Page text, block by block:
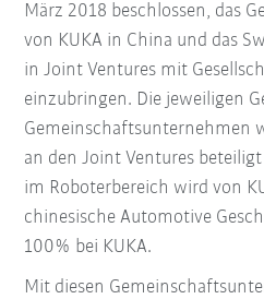
März 2018 beschlossen, das
von KUKA in China und das
in Joint Ventures mit
einzubringen. Die jeweiligen
Gemeinschaftsunternehmen
an den Joint Ventures
im Roboterbereich wird von
chinesische Automotive
100% bei KUKA.
Mit diesen